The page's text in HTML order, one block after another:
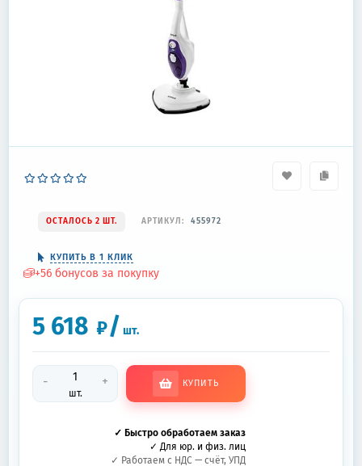
ОСТАЛОСЬ 2 ШТ. АРТИКУЛ: 455972
КУПИТЬ В 1 КЛИК
+56 бонусов за покупку
5 618 ₽/ шт.
-
шт.
+ КУПИТЬ
✓ Быстро обработаем заказ
✓ Для юр. и физ. лиц
✓ Работаем с НДС — счёт, УПД